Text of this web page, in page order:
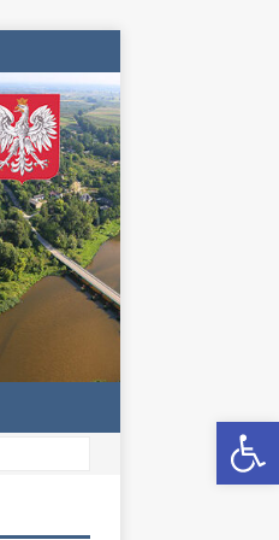
Otwórz pasek narzędzi